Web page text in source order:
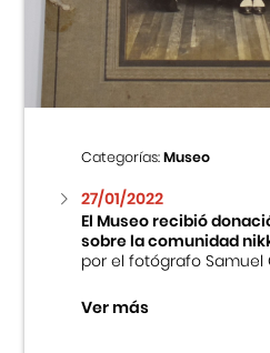
Centro Cultural
Museo de la
Fondo Editorial
Teatro Peruano
Categorías:Museo
27/01/2022
El Museo recibió
sobre la comunidad
por el fotógrafo Samuel
Ver más